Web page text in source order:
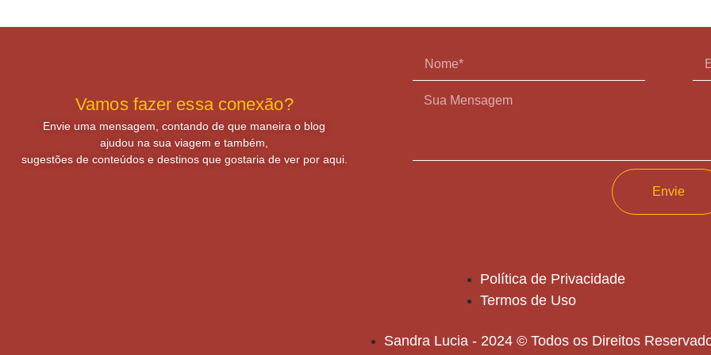
Vamos fazer essa conexão?
Envie uma mensagem, contando de que maneira o blog
ajudou na sua viagem e também,
sugestões de conteúdos e destinos que gostaria de ver por aqui.
Envie
Política de Privacidade
Termos de Uso
Sandra Lucia - 2024 © Todos os Direitos